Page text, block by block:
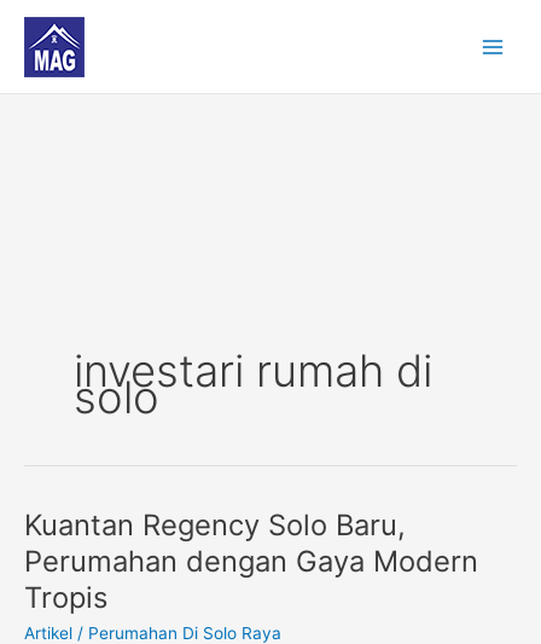
content
investari rumah di
solo
Kuantan Regency Solo Baru,
Perumahan dengan Gaya Modern
Tropis
Artikel / Perumahan Di Solo Raya
Kuantan
Regency
Solo
Baru,
Perumahan